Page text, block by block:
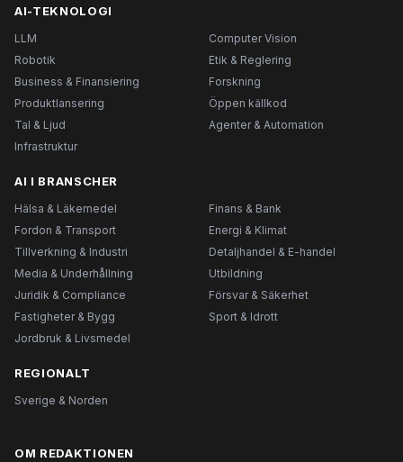
AI-TEKNOLOGI
LLM
Computer Vision
Robotik
Etik & Reglering
Business & Finansiering
Forskning
Produktlansering
Öppen källkod
Tal & Ljud
Agenter & Automation
Infrastruktur
AI I BRANSCHER
Hälsa & Läkemedel
Finans & Bank
Fordon & Transport
Energi & Klimat
Tillverkning & Industri
Detaljhandel & E-handel
Media & Underhållning
Utbildning
Juridik & Compliance
Försvar & Säkerhet
Fastigheter & Bygg
Sport & Idrott
Jordbruk & Livsmedel
REGIONALT
Sverige & Norden
OM REDAKTIONEN